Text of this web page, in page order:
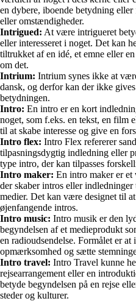
en dybere, iboende betydning
eller omstændigheder.
Intrigued: At være intrigueret
eller interesseret i noget. Det kan
tiltrukket af en idé, et emne eller
om det.
Intrium: Intrium synes ikke at
dansk, og derfor kan der ikke
betydningen.
Intro: En intro er en kort
noget, som f.eks. en tekst, en film
til at skabe interesse og give en
Intro flex: Intro Flex refererer
tilpasningsdygtig indledning eller
type intro, der kan tilpasses
Intro maker: En intro maker er
der skaber intros eller
medier. Det kan være designet til
øjenfangende intros.
Intro music: Intro musik er den
begyndelsen af et medieprodukt
en radioudsendelse. Formålet er at
opmærksomhed og sætte
Intro travel: Intro Travel kunne
rejsearrangement eller en
betyde begyndelsen på en rejse
steder og kulturer.